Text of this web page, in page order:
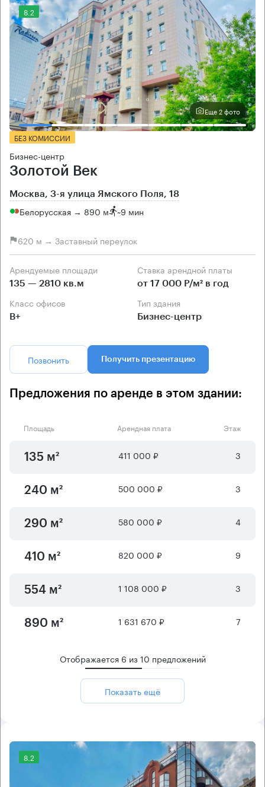
8.2
Еще 2 фото
БЕЗ КОМИССИИ
Бизнес-центр
Золотой Век
Москва, 3-я улица Ямского Поля, 18
Белорусская → 890 м ~9 мин
620 м → Заставный переулок
Арендуемые площади
135 — 2810 кв.м
Ставка арендной платы
от 17 000 Р/м² в год
Класс офисов
B+
Тип здания
Бизнес-центр
Позвонить Получить презентацию
Предложения по аренде в этом здании:
Площадь Арендная плата Этаж
135 м² 411 000 ₽ 3
240 м² 500 000 ₽ 3
290 м² 580 000 ₽ 4
410 м² 820 000 ₽ 9
554 м² 1 108 000 ₽ 3
890 м² 1 631 670 ₽ 7
Отображается 6 из10 предложений
Показать ещё
8.2